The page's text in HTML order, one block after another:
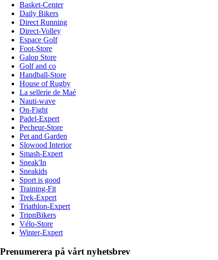
Basket-Center
Daily Bikers
Direct Running
Direct-Volley
Espace Golf
Foot-Store
Galop Store
Golf and co
Handball-Store
House of Rugby
La sellerie de Maé
Nauti-wave
On-Fight
Padel-Expert
Pecheur-Store
Pet and Garden
Slowood Interior
Smash-Expert
Sneak'In
Sneakids
Sport is good
Training-Fit
Trek-Expert
Triathlon-Expert
TripnBikers
Vélo-Store
Winter-Expert
Prenumerera på vårt nyhetsbrev